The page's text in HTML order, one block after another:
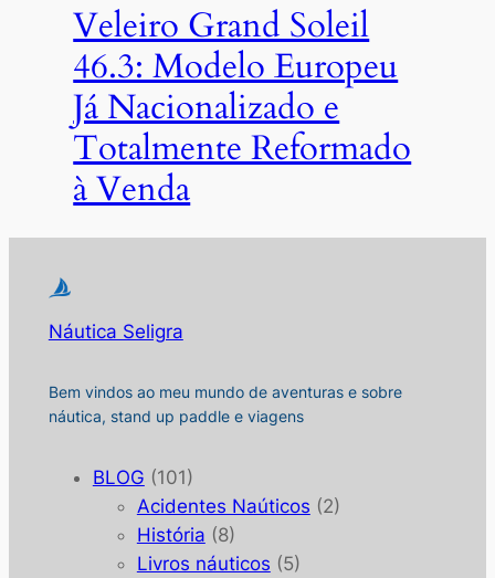
Veleiro Grand Soleil
46.3: Modelo Europeu
Já Nacionalizado e
Totalmente Reformado
à Venda
Náutica Seligra
Bem vindos ao meu mundo de aventuras e sobre
náutica, stand up paddle e viagens
BLOG (101)
Acidentes Naúticos (2)
História (8)
Livros náuticos (5)